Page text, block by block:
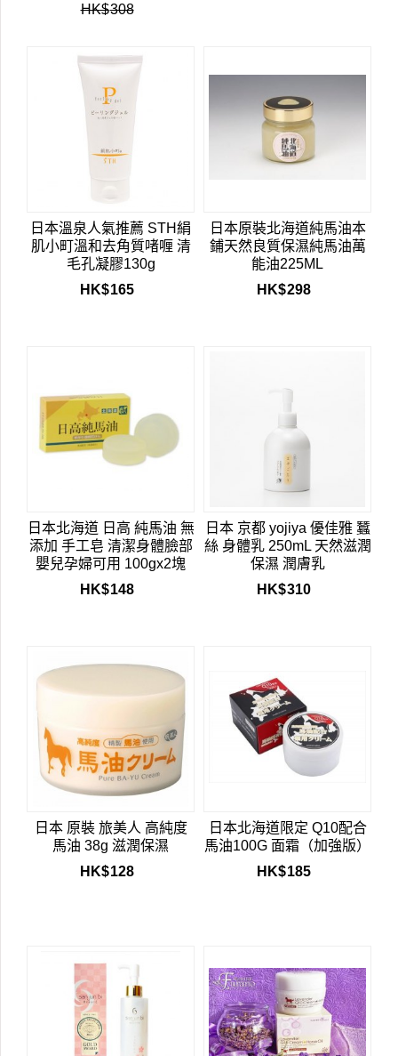
HK$308
日本溫泉人氣推薦 STH絹
肌小町溫和去角質啫喱 清
毛孔凝膠130g
HK$165
日本原裝北海道純馬油本
鋪天然良質保濕純馬油萬
能油225ML
HK$298
日本北海道 日高 純馬油 無
添加 手工皂 清潔身體臉部
嬰兒孕婦可用 100gx2塊
HK$148
日本 京都 yojiya 優佳雅 蠶
絲 身體乳 250mL 天然滋潤
保濕 潤膚乳
HK$310
日本 原裝 旅美人 高純度
馬油 38g 滋潤保濕
HK$128
日本北海道限定 Q10配合
馬油100G 面霜（加強版）
HK$185